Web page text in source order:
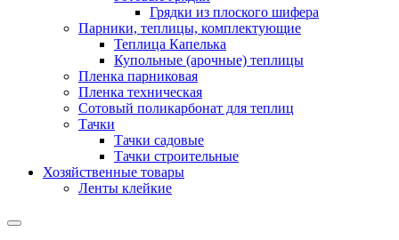
Грядки из плоского шифера
Парники, теплицы, комплектующие
Теплица Капелька
Купольные (арочные) теплицы
Пленка парниковая
Пленка техническая
Сотовый поликарбонат для теплиц
Тачки
Тачки садовые
Тачки строительные
Хозяйственные товары
Ленты клейкие